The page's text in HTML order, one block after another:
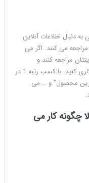
دنبال اطلاعات آنلاین
می کنند. اگر می
مراجعه کنند و
محصولاتتان را خریداری کنند با دیجی کالا همکاری کنید. با کسب رتبه 1 در
محصول” و … می
چگونه کار می